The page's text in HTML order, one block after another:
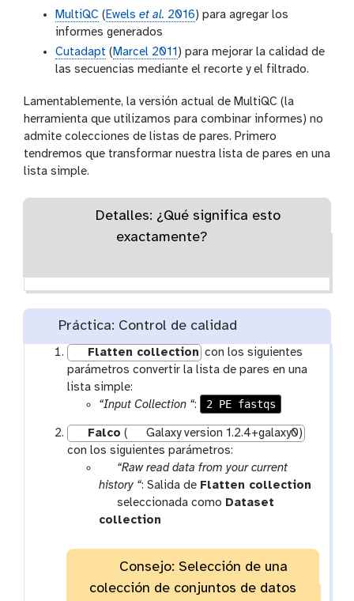
MultiQC (Ewels et al. 2016) para agregar los
informes generados
Cutadapt (Marcel 2011) para mejorar la calidad de
las secuencias mediante el recorte y el filtrado.
Lamentablemente, la versión actual de MultiQC (la
herramienta que utilizamos para combinar informes) no
admite colecciones de listas de pares. Primero
tendremos que transformar nuestra lista de pares en una
lista simple.
Detalles: ¿Qué significa esto
exactamente?
Práctica: Control de calidad
Flatten collection con los siguientes
parámetros convertir la lista de pares en una
lista simple:
“Input Collection “: 2 PE fastqs
Falco (
Galaxy version 1.2.4+galaxy0)
con los siguientes parámetros:
p
a
a
o
“Raw read data from your current
history “: Salida de Flatten collection
t
o
seleccionada como Dataset
collection
Consejo: Selección de una
colección de conjuntos de datos